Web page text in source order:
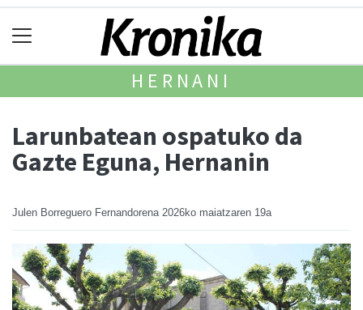
HERNANI
Larunbatean ospatuko da
Gazte Eguna, Hernanin
Julen Borreguero Fernandorena 2026ko maiatzaren 19a